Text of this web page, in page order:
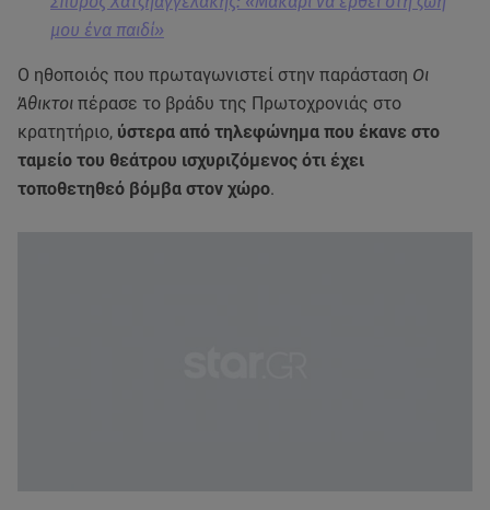
μου ένα παιδί»
Ο ηθοποιός που πρωταγωνιστεί στην παράσταση Οι
Άθικτοι πέρασε το βράδυ της Πρωτοχρονιάς στο
κρατητήριο, ύστερα από τηλεφώνημα που έκανε στο
ταμείο του θεάτρου ισχυριζόμενος ότι έχει
τοποθετηθεό βόμβα στον χώρο.